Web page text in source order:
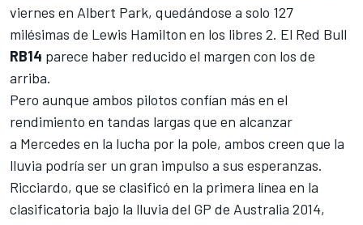
viernes en Albert Park, quedándose a solo 127
milésimas de Lewis Hamilton en los libres 2. El Red Bull
RB14 parece haber reducido el margen con los de
arriba.
Pero aunque ambos pilotos confían más en el
rendimiento en tandas largas que en alcanzar
a Mercedes en la lucha por la pole, ambos creen que la
lluvia podría ser un gran impulso a sus esperanzas.
Ricciardo, que se clasificó en la primera línea en la
clasificatoria bajo la lluvia del GP de Australia 2014,